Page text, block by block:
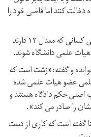
کنند اما قاضی خود را
بنا بر گفته های این مسوول وزارت علوم حتی کسانی که معدل ۱۲ دارند
هیات علمی دانشگاه شوند.
و گفته:«زشت است که
عضو هیات علمی شده
حکم دادگاه هستند و
را صادر می کند».
۲۴ مرداد به ایلنا گفته است که کاری از دست